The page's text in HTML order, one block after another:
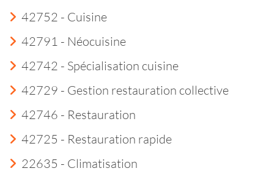
42752 - Cuisine
42791 - Néocuisine
42742 - Spécialisation cuisine
42729 - Gestion restauration collective
42746 - Restauration
42725 - Restauration rapide
22635 - Climatisation